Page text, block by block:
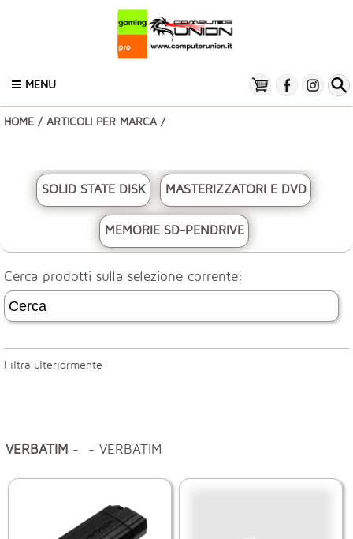
MENU
HOME / ARTICOLI PER MARCA /
SOLID STATE DISK MASTERIZZATORI E DVD
MEMORIE SD-PENDRIVE
Cerca prodotti sulla selezione corrente:
Filtra ulteriormente
VERBATIM - - VERBATIM